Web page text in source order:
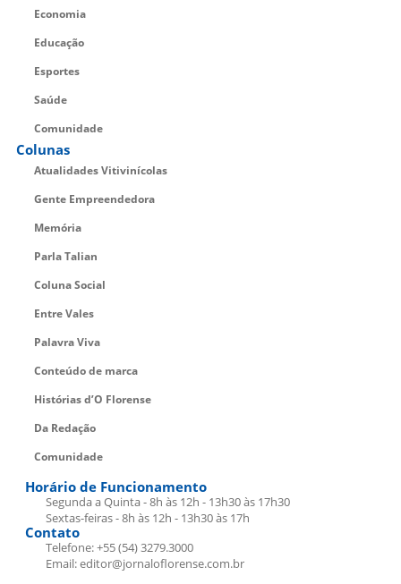
Economia
Educação
Esportes
Saúde
Comunidade
Colunas
Atualidades Vitivinícolas
Gente Empreendedora
Memória
Parla Talian
Coluna Social
Entre Vales
Palavra Viva
Conteúdo de marca
Histórias d’O Florense
Da Redação
Comunidade
Horário de Funcionamento
Segunda a Quinta - 8h às 12h - 13h30 às 17h30
Sextas-feiras - 8h às 12h - 13h30 às 17h
Contato
Telefone: +55 (54) 3279.3000
Email: editor@jornaloflorense.com.br